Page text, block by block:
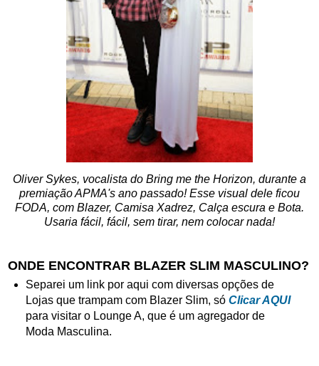
Oliver Sykes, vocalista do Bring me the Horizon, durante a
premiação APMA's ano passado! Esse visual dele ficou
FODA, com Blazer, Camisa Xadrez, Calça escura e Bota.
Usaria fácil, fácil, sem tirar, nem colocar nada!
ONDE ENCONTRAR BLAZER SLIM MASCULINO?
Separei um link por aqui com diversas opções de
Lojas que trampam com Blazer Slim, só Clicar AQUI
para visitar o Lounge A, que é um agregador de
Moda Masculina.